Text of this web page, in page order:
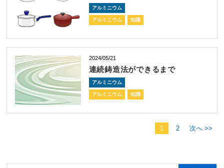
アルミニウム
アルミニウム 知識
2024/05/21
連続鋳造法ができるまで
アルミニウム
アルミニウム 知識
1 2 次へ >>